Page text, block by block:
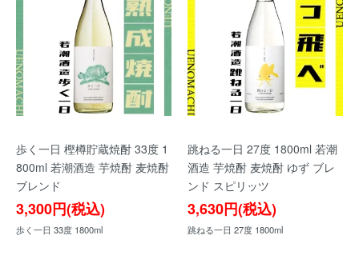
歩く一日 樫樽貯蔵焼酎 33度 1
800ml 若潮酒造 芋焼酎 麦焼酎
ブレンド
3,300円(税込)
歩く一日 33度 1800ml
跳ねる一日 27度 1800ml 若潮
酒造 芋焼酎 麦焼酎 ゆず ブレ
ンド スピリッツ
3,630円(税込)
跳ねる一日 27度 1800ml